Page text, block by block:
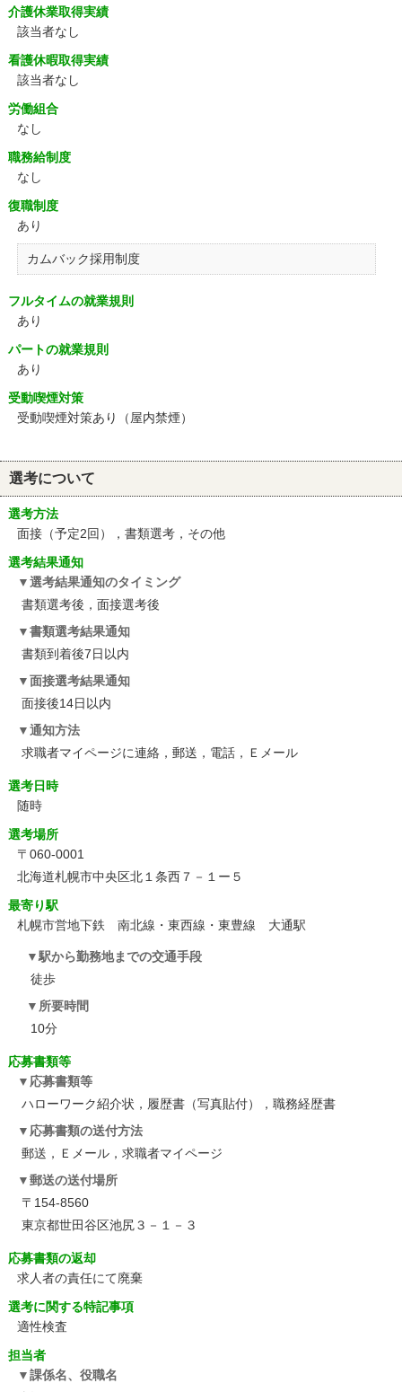
介護休業取得実績
該当者なし
看護休暇取得実績
該当者なし
労働組合
なし
職務給制度
なし
復職制度
あり
カムバック採用制度
フルタイムの就業規則
あり
パートの就業規則
あり
受動喫煙対策
受動喫煙対策あり（屋内禁煙）
選考について
選考方法
面接（予定2回），書類選考，その他
選考結果通知
選考結果通知のタイミング
書類選考後，面接選考後
書類選考結果通知
書類到着後7日以内
面接選考結果通知
面接後14日以内
通知方法
求職者マイページに連絡，郵送，電話，Ｅメール
選考日時
随時
選考場所
〒060-0001
北海道札幌市中央区北１条西７－１ー５
最寄り駅
札幌市営地下鉄 南北線・東西線・東豊線 大通駅
駅から勤務地までの交通手段
徒歩
所要時間
10分
応募書類等
応募書類等
ハローワーク紹介状，履歴書（写真貼付），職務経歴書
応募書類の送付方法
郵送，Ｅメール，求職者マイページ
郵送の送付場所
〒154-8560
東京都世田谷区池尻３－１－３
応募書類の返却
求人者の責任にて廃棄
選考に関する特記事項
適性検査
担当者
課係名、役職名